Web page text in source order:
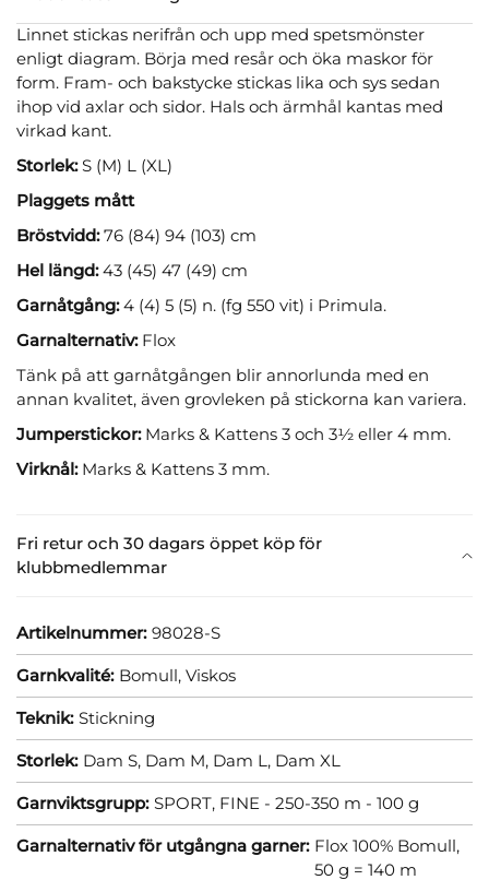
Fri retur och 30 dagars öppet köp för
klubbmedlemmar
Linnet stickas nerifrån och upp med spetsmönster
enligt diagram. Börja med resår och öka maskor för
form. Fram- och bakstycke stickas lika och sys sedan
ihop vid axlar och sidor. Hals och ärmhål kantas med
virkad kant.
Storlek:S (M) L (XL)
Plaggets mått
Bröstvidd:76 (84) 94 (103) cm
Hel längd:43 (45) 47 (49) cm
Garnåtgång:4 (4) 5 (5) n. (fg 550 vit) i Primula.
Garnalternativ:Flox
Tänk på att garnåtgången blir annorlunda med en
annan kvalitet, även grovleken på stickorna kan variera.
Jumperstickor:Marks & Kattens 3 och 3½ eller 4 mm.
Virknål:Marks & Kattens 3 mm.
Artikelnummer: 98028-S
Garnkvalité: Bomull, Viskos
Teknik: Stickning
Storlek: Dam S, Dam M, Dam L, Dam XL
Garnviktsgrupp: SPORT, FINE - 250-350 m - 100 g
Garnalternativ för utgångna garner: Flox 100% Bomull,
50 g = 140 m